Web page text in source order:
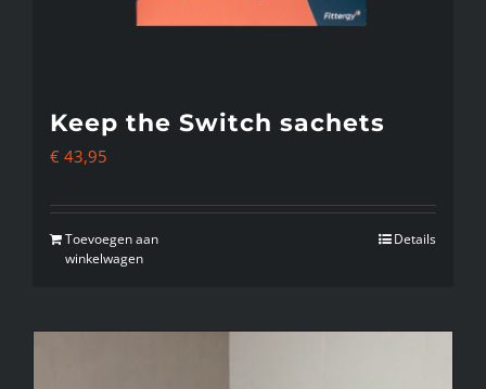
Keep the Switch sachets
€ 43,95
Toevoegen aan
winkelwagen
Details